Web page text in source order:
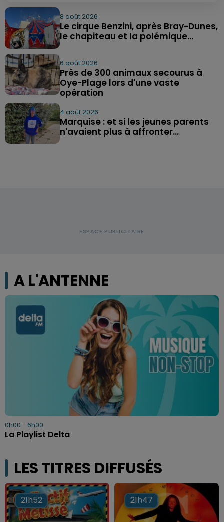
8 août 2026
Le cirque Benzini, après Bray-Dunes,
le chapiteau et la polémique...
6 août 2026
Près de 300 animaux secourus à
Oye-Plage lors d'une vaste
opération
4 août 2026
Marquise : et si les jeunes parents
n'avaient plus à affronter...
A L'ANTENNE
0h00 - 6h00
La Playlist Delta
LES TITRES DIFFUSÉS
21h52
21h52 21h47
21h47